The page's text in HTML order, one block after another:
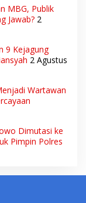
MBG, Publik
Jawab? 2
9 Kejagung
2 Agustus
Wartawan
Dimutasi ke
Pimpin Polres